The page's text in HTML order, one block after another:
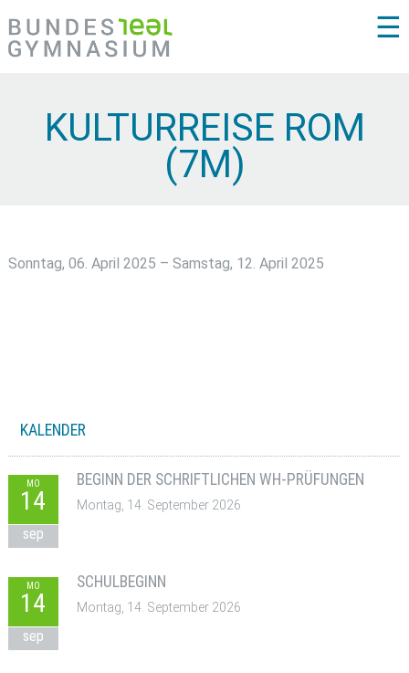
☰
KULTURREISE ROM
(7M)
Sonntag, 06. April 2025 – Samstag, 12. April 2025
KALENDER
MO
14
sep
BEGINN DER SCHRIFTLICHEN WH-PRÜFUNGEN
Montag, 14. September 2026
MO
14
sep
SCHULBEGINN
Montag, 14. September 2026